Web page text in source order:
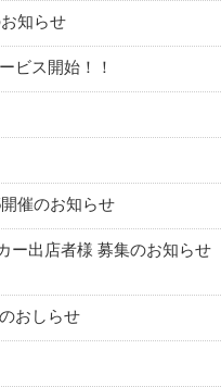
知らせ
ビス開始！！
催のお知らせ
ー出店者様 募集のお知らせ
おしらせ